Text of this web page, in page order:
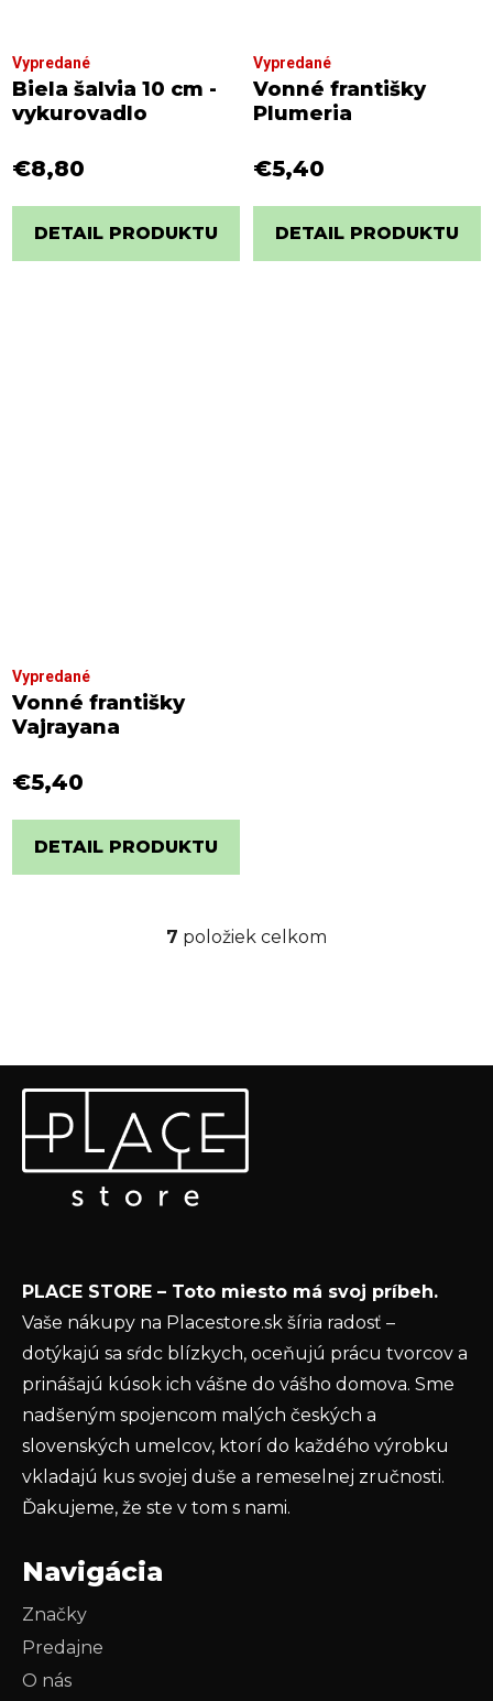
Biela šalvia 10 cm -
vykurovadlo
Vypredané
€8,80
DETAIL PRODUKTU
Vonné františky
Plumeria
Vypredané
€5,40
DETAIL PRODUKTU
Vonné františky
Vajrayana
Vypredané
€5,40
DETAIL PRODUKTU
O
a
c
e
p
v
p
i
s
u
7 položiek celkom
Odoberať newsletter
Vložte svoj e-mail a my Vám budeme zasielať informácie
o nových produktoch na našom e-shope.
ochrany osobných údajov
PRIHLÁSIŤ SA
PLACE STORE – Toto miesto má svoj príbeh.
Vaše nákupy na Placestore.sk šíria radosť –
dotýkajú sa sŕdc blízkych, oceňujú prácu tvorcov a
prinášajú kúsok ich vášne do vášho domova. Sme
nadšeným spojencom malých českých a
slovenských umelcov, ktorí do každého výrobku
vkladajú kus svojej duše a remeselnej zručnosti.
Ďakujeme, že ste v tom s nami.
Navigácia
Značky
Predajne
O nás